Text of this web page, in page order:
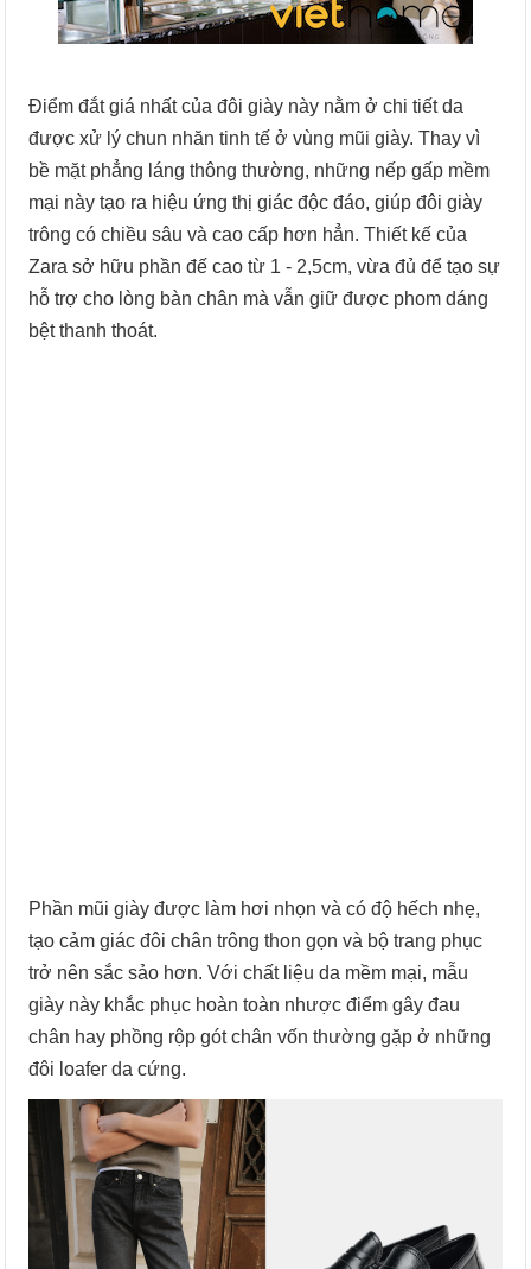
Điểm đắt giá nhất của đôi giày này nằm ở chi tiết da
được xử lý chun nhăn tinh tế ở vùng mũi giày. Thay vì
bề mặt phẳng láng thông thường, những nếp gấp mềm
mại này tạo ra hiệu ứng thị giác độc đáo, giúp đôi giày
trông có chiều sâu và cao cấp hơn hẳn. Thiết kế của
Zara sở hữu phần đế cao từ 1 - 2,5cm, vừa đủ để tạo sự
hỗ trợ cho lòng bàn chân mà vẫn giữ được phom dáng
bệt thanh thoát.
Phần mũi giày được làm hơi nhọn và có độ hếch nhẹ,
tạo cảm giác đôi chân trông thon gọn và bộ trang phục
trở nên sắc sảo hơn. Với chất liệu da mềm mại, mẫu
giày này khắc phục hoàn toàn nhược điểm gây đau
chân hay phồng rộp gót chân vốn thường gặp ở những
đôi loafer da cứng.